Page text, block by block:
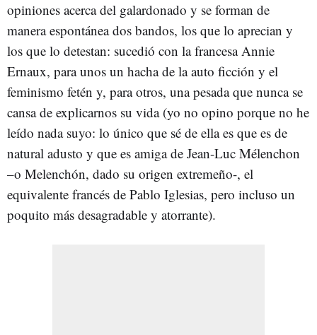
opiniones acerca del galardonado y se forman de
manera espontánea dos bandos, los que lo aprecian y
los que lo detestan: sucedió con la francesa Annie
Ernaux, para unos un hacha de la auto ficción y el
feminismo fetén y, para otros, una pesada que nunca se
cansa de explicarnos su vida (yo no opino porque no he
leído nada suyo: lo único que sé de ella es que es de
natural adusto y que es amiga de Jean-Luc Mélenchon
–o Melenchón, dado su origen extremeño-, el
equivalente francés de Pablo Iglesias, pero incluso un
poquito más desagradable y atorrante).